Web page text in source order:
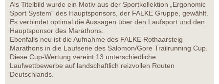
Als Titelbild wurde ein Motiv aus der Sportkollektion „Ergonomic
Sport System“ des Hauptsponsors, der FALKE Gruppe, gewählt.
Es verbindet optimal die Aussagen über den Laufsport und den
Hauptsponsor des Marathons.
Ebenfalls neu ist die Aufnahme des FALKE Rothaarsteig
Marathons in die Laufserie des Salomon/Gore Trailrunning Cup.
Diese Cup-Wertung vereint 13 unterschiedliche
Laufwettbewerbe auf landschaftlich reizvollen Routen
Deutschlands.